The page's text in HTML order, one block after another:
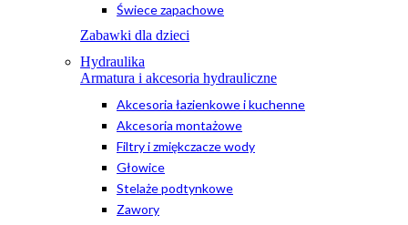
Świece zapachowe
Zabawki dla dzieci
Hydraulika
Armatura i akcesoria hydrauliczne
Akcesoria łazienkowe i kuchenne
Akcesoria montażowe
Filtry i zmiękczacze wody
Głowice
Stelaże podtynkowe
Zawory